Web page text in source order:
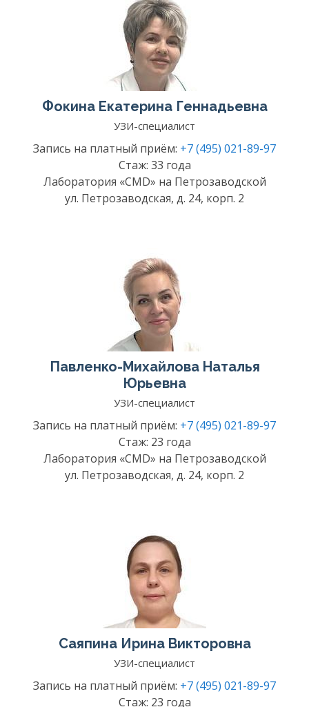
Фокина Екатерина Геннадьевна
УЗИ-специалист
Запись на платный приём: +7 (495) 021-89-97
Стаж: 33 года
Лаборатория «CMD» на Петрозаводской
ул. Петрозаводская, д. 24, корп. 2
Павленко-Михайлова Наталья
Юрьевна
УЗИ-специалист
Запись на платный приём: +7 (495) 021-89-97
Стаж: 23 года
Лаборатория «CMD» на Петрозаводской
ул. Петрозаводская, д. 24, корп. 2
Саяпина Ирина Викторовна
УЗИ-специалист
Запись на платный приём: +7 (495) 021-89-97
Стаж: 23 года